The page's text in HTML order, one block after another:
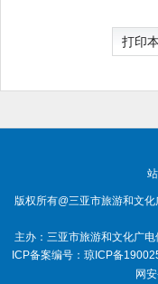
打印
版权所有@三亚市旅游和文化
主办：三亚市旅游和文化广电
ICP备案编号： 琼ICP备
网